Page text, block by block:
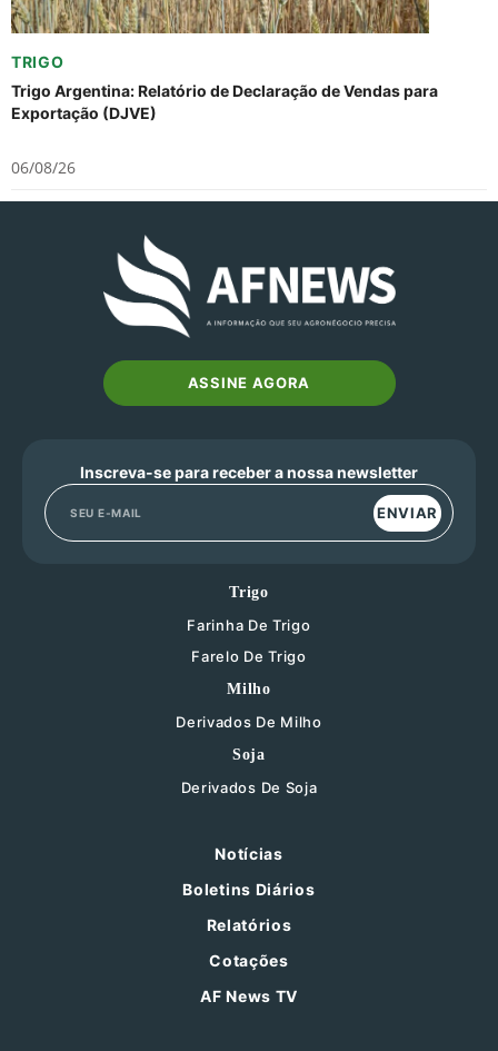
TRIGO
Trigo Argentina: Relatório de Declaração de Vendas para
Exportação (DJVE)
06/08/26
ASSINE AGORA
Inscreva-se para receber a nossa newsletter
ENVIAR
Trigo
Farinha De Trigo
Farelo De Trigo
Milho
Derivados De Milho
Soja
Derivados De Soja
Notícias
Boletins Diários
Relatórios
Cotações
AF News TV